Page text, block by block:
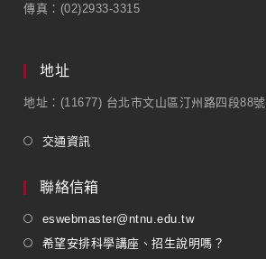
傳真：(02)2933-3315
地址
地址：(11677) 台北市文山區汀州路四段88號
交通資訊
聯絡信箱
eswebmaster@ntnu.edu.tw
希望安排科學講座、招生說明嗎？